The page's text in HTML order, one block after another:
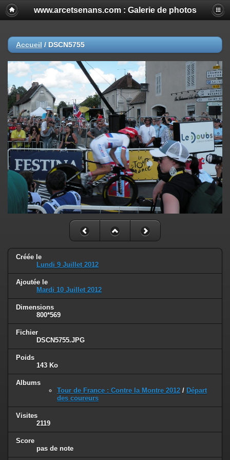
www.arcetsenans.com : Galerie de photos
Accueil / DSCN5755
Créée le
Lundi 9 Juillet 2012
Ajoutée le
Mardi 10 Juillet 2012
Dimensions
800*569
Fichier
DSCN5755.JPG
Poids
143 Ko
Albums
Tour de France : Contre la Montre 2012 / Départ
des coureurs
Visites
2119
Score
pas de note